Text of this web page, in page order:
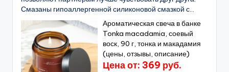
Смазаны гипоаллергенной силиконовой смазкой с...
Ароматическая свеча в банке
Tonka macadamia, соевый
воск, 90 г, тонка и макадамия
(цены, отзывы, описание)
Цена от: 369 руб.